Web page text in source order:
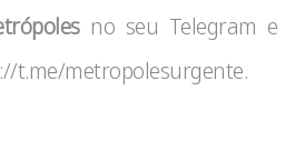
no seu Telegram e
t.me/metropolesurgente.